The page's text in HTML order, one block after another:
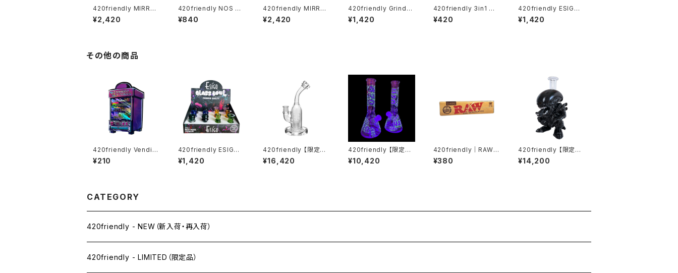
420friendly MIRRO
R SNUFF KIT (ミラー
スナッフキット)
¥2,420
420friendly NOS ニ
トロボンベ型 キーホル
ダー(収納ケース)
¥840
420friendly MIRRO
R SNUFF KIT (ミラー
スナッフキット)
¥2,420
420friendly Grinder
Cleaning Kit 4点セッ
ト グラインダー クリー
¥1,420
420friendly 3in1 リ
ング付き パイプコンパ
ニオン (8cm)
¥420
420friendly ESIGO 1
4mmガラスボウル(火
皿) Phoenix Ash Cat
¥1,420
その他の商品
420friendly Vendin
g Machine Pack｜ベ
ンディングマシン パケ
¥210
420friendly ESIGO 1
4mmガラスボウル(火
皿) Phoenix Ash Cat
¥1,420
420friendly 【限定コ
レクション】EG Glass
Tree Perc Diffuser
¥16,420
420friendly 【限定コ
レクション】Glow in D
ark 420 Beaker Bon
¥10,420
420friendly｜RAW C
lassic (King Size Sli
m) ローリングペーパー
¥380
420friendly 【限定コ
レクション】Alien Xen
omorph Bong - PVC
¥14,200
CATEGORY
420friendly - NEW（新入荷・再入荷）
420friendly - LIMITED（限定品）